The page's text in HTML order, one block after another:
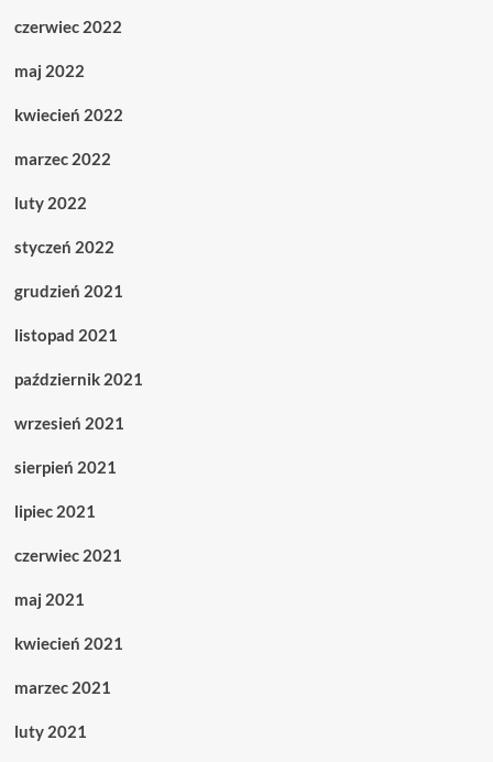
czerwiec 2022
maj 2022
kwiecień 2022
marzec 2022
luty 2022
styczeń 2022
grudzień 2021
listopad 2021
październik 2021
wrzesień 2021
sierpień 2021
lipiec 2021
czerwiec 2021
maj 2021
kwiecień 2021
marzec 2021
luty 2021